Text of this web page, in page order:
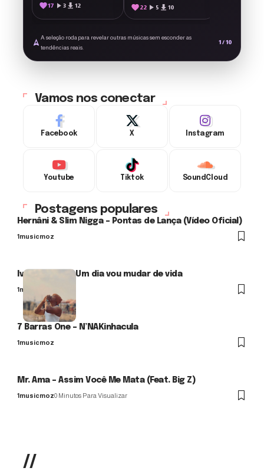
17 3 12
ouro.png'
style='display:
vertical-align:
22px; height: 22px;
Monetizada'>
22 5 10
A seleção roda para revelar outras músicas sem esconder as
tendências reais.
1 / 10
Vamos nos conectar
Facebook X Instagram
Youtube Tiktok SoundCloud
Postagens populares
Hernâni & Slim Nigga – Pontas de Lança (Vídeo Oficial)
1musicmoz
Ivan Martos – Um dia vou mudar de vida
1musicmoz
7 Barras One – N’NAKinhacula
1musicmoz
Mr. Ama – Assim Você Me Mata (Feat. Big Z)
1musicmoz0 Minutos Para Visualizar
//